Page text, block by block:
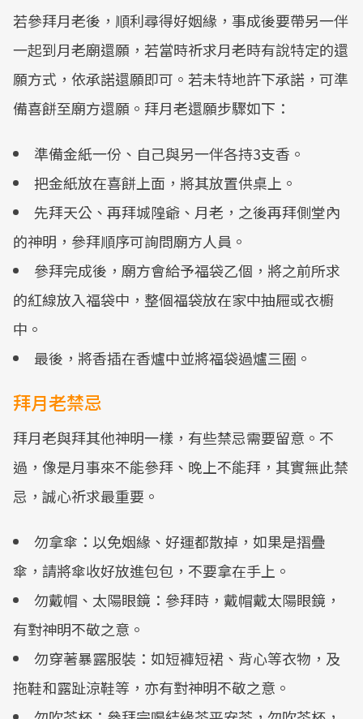
若參拜月老後，順利尋得好姻緣，事成後要帶另一伴
一起到月老廟還願，若當時祈求月老時有說特定的還
願方式，依承諾還願即可。若未特地許下承諾，可準
備喜餅至廟方還願。拜月老還願步驟如下：
準備金紙一份、自己與另一伴各持3支香。
把金紙放在喜餅上面，將其放置供桌上。
先拜天公、再拜城隍爺、月老，之後再拜側堂內
的神明，參拜順序可詢問廟方人員。
參拜完成後，廟方會給予福袋乙個，將之前所求
的紅線放入福袋中，整個福袋放在家中抽屜或衣櫥
中。
最後，將香插在香爐中並將福袋過爐三圈。
拜月老禁忌
拜月老與拜其他神明一樣，有些禁忌需要留意。不
過，像是月事來不能參拜、晚上不能拜，其實無此禁
忌，誠心祈求最重要。
勿拿傘：以免姻緣、好運都散掉，如果是摺疊
傘，請將傘收好放進包包，不要拿在手上。
勿戴帽、太陽眼鏡：參拜時，戴帽戴太陽眼鏡，
有對神明不敬之意。
勿穿著暴露服裝：如短褲短裙、背心等衣物，及
拖鞋和露趾涼鞋等，亦有對神明不敬之意。